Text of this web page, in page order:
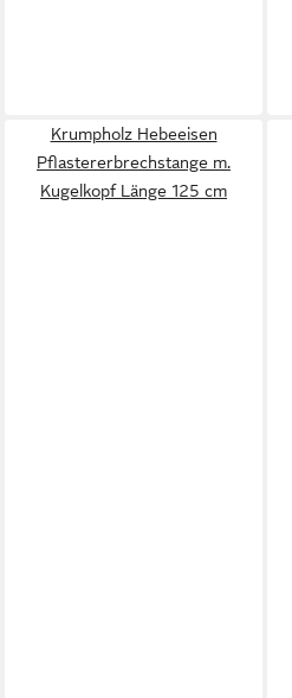
Krumpholz Hebeeisen
Pflastererbrechstange m.
Kugelkopf Länge 125 cm